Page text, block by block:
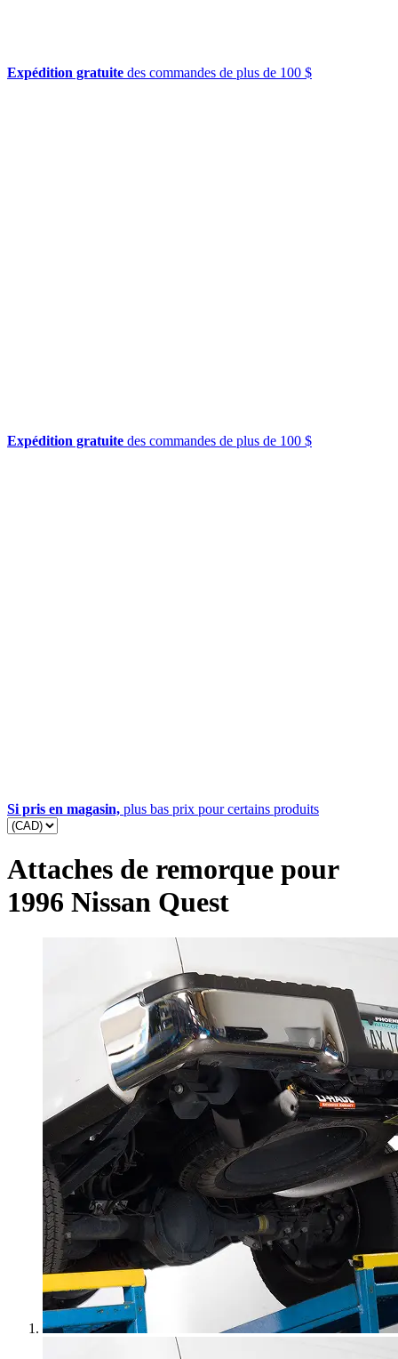
Expédition gratuite des commandes de plus de 100 $
Expédition gratuite des commandes de plus de 100 $
Si pris en magasin, plus bas prix pour certains produits
Attaches de remorque pour
1996 Nissan Quest